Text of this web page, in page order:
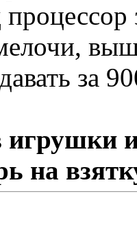
за
на